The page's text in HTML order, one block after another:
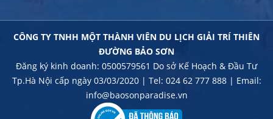
CÔNG TY TNHH MỘT THÀNH VIÊN DU LỊCH GIẢI TRÍ THIÊN
ĐƯỜNG BẢO SƠN
Đăng ký kinh doanh: 0500579561 Do sở Kế Hoạch & Đầu Tư
Tp.Hà Nội cấp ngày 03/03/2020 | Tel: 024 62 777 888 | Email:
info@baosonparadise.vn